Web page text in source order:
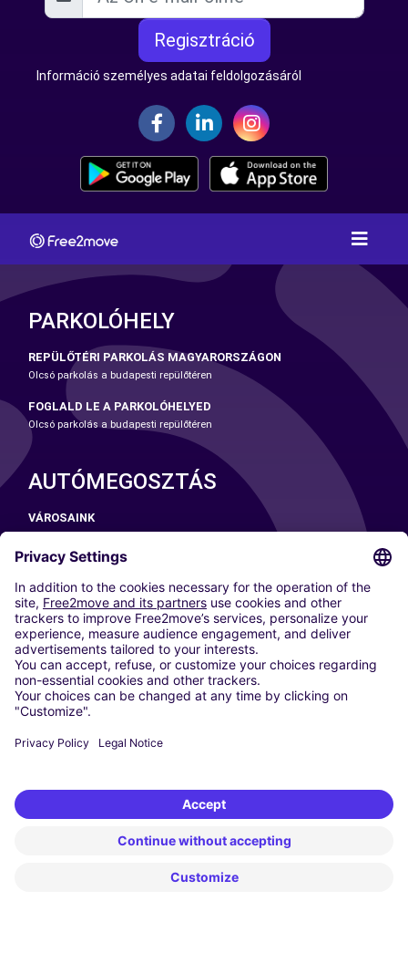
Regisztráció
Információ személyes adatai feldolgozásáról
PARKOLÓHELY
REPÜLŐTÉRI PARKOLÁS MAGYARORSZÁGON
Olcsó parkolás a budapesti repülőtéren
FOGLALD LE A PARKOLÓHELYED
Olcsó parkolás a budapesti repülőtéren
AUTÓMEGOSZTÁS
VÁROSAINK
Madrid
Milan
Rome
Turin
Vienna
Berlin
Cologne
Frankfurt
Munich